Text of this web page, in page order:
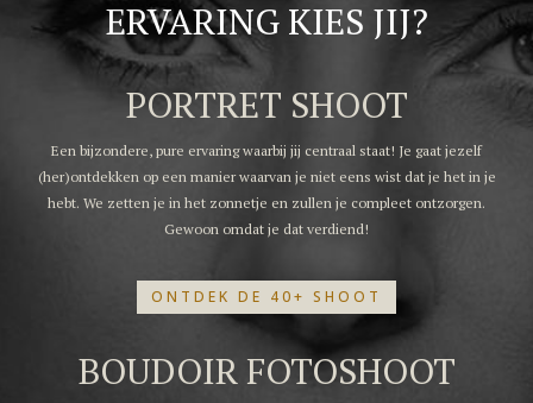
ERVARING KIES JIJ?
PORTRET SHOOT
Een bijzondere, pure ervaring waarbij jij centraal staat! Je gaat jezelf
(her)ontdekken op een manier waarvan je niet eens wist dat je het in je
hebt. We zetten je in het zonnetje en zullen je compleet ontzorgen.
Gewoon omdat je dat verdiend!
ONTDEK DE 40+ SHOOT
BOUDOIR FOTOSHOOT